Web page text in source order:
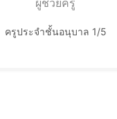
ครูประจำชั้นอนุบาล 1/5